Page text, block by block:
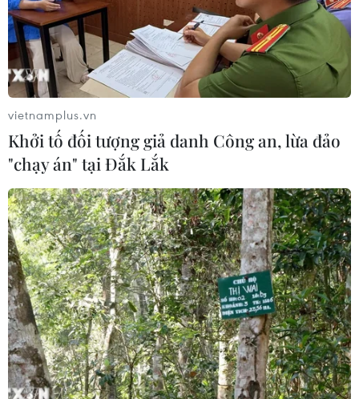
Ngôi chùa nằm có góc nhìn vượt tầm mắt, bao trọn vùng biển
xanh thơ mộng. (Ảnh: Minh Hiếu/Vietnam+)
Ngoài việc tham quan và tìm hiểu về văn hóa tôn giáo, chùa
Linh Ứng còn là một điểm đến lý tưởng để thư giãn và tìm lại
bình yên trong cuộc sống nhộn nhịp. (Ảnh: Minh
vietnamplus.vn
Khởi tố đối tượng giả danh Công an, lừa đảo
"chạy án" tại Đắk Lắk